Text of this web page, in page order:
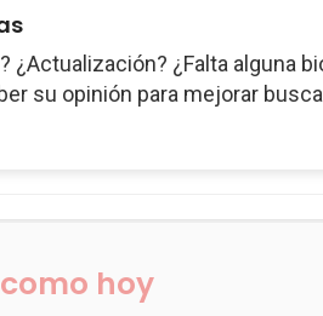
¿Actualización? ¿Falta alguna
su opinión para mejorar
hoy